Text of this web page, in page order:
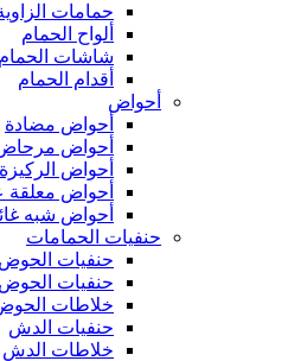
حمامات
ألواح الحمام
شاشات الحمام
أقدام الحمام
أحواض
أحواض مضادة
أحواض
أحواض الركيزة
أحواض معلقة
أحواض شبه
حنفيات الحمامات
حنفيات الحوض
حنفيات الحوض
خلاطات
حنفيات الدش
خلاطات الدش